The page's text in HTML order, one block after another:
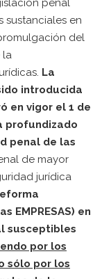
penal
sustanciales en
del
la
La
introducida
en vigor el 1 de
profundizado
penal de las
de mayor
jurídica
EMPRESAS) en
susceptibles
por los
sólo por los